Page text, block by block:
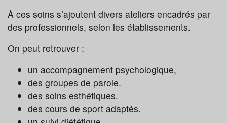
À ces soins s’ajoutent divers ateliers encadrés par
des professionnels, selon les établissements.
On peut retrouver :
un accompagnement psychologique,
des groupes de parole.
des soins esthétiques.
des cours de sport adaptés.